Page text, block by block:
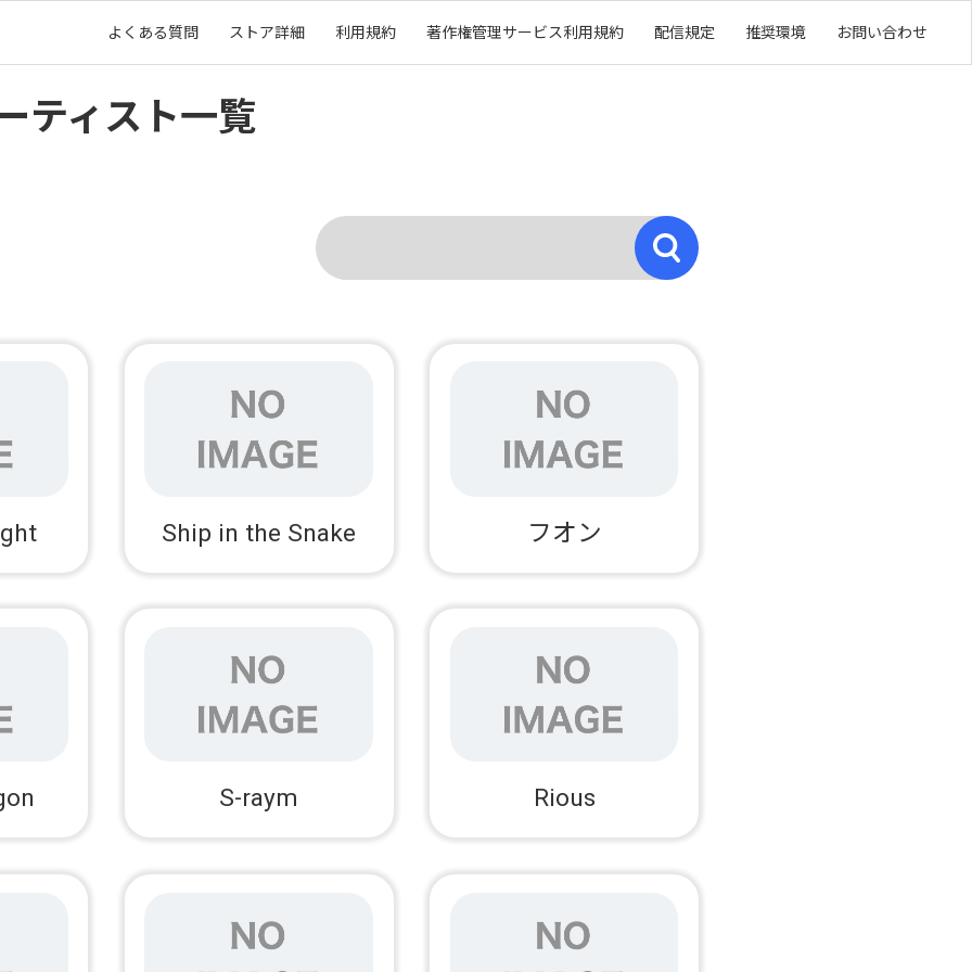
よくある質問 ストア詳細 利用規約 著作権管理サービス利用規約 配信規定 推奨環境 お問い合わせ
ティスト一覧
Ship in the Snake フオン
S-raym Rious